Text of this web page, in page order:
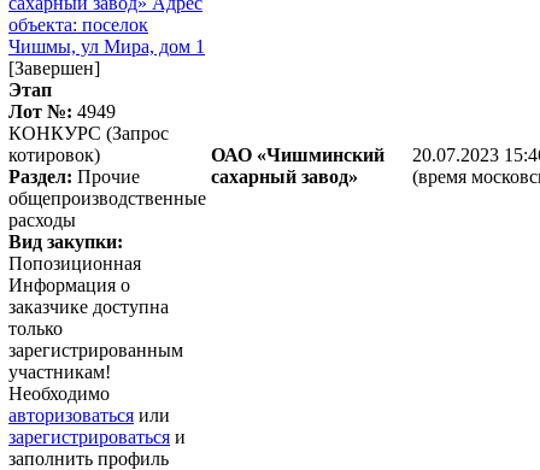
объекта: поселок
Чишмы, ул Мира, дом 1
[Завершен]
Этап
Лот №: 4949
КОНКУРС (Запрос
котировок)
Раздел: Прочие
общепроизводственные
расходы
Вид закупки:
Попозиционная
Информация о
заказчике доступна
только
зарегистрированным
участникам!
Необходимо
авторизоваться или
зарегистрироваться и
заполнить профиль
ОАО «Чишминский
сахарный завод»
20.07.2023
(время